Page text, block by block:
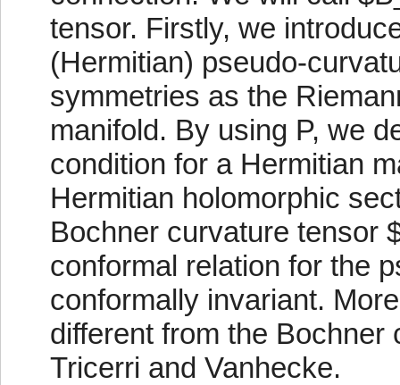
tensor. Firstly, we
(Hermitian) pseudo-
symmetries as the
manifold. By using P, we
condition for a Hermitian
Hermitian holomorphic
Bochner curvature tensor
conformal relation for the
conformally invariant.
different from the
Tricerri and Vanhecke.